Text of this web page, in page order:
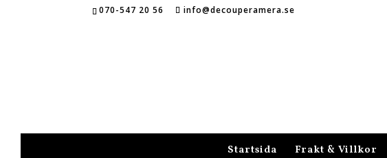
070-547 20 56 info@decouperamera.se
Startsida Frakt & Villkor